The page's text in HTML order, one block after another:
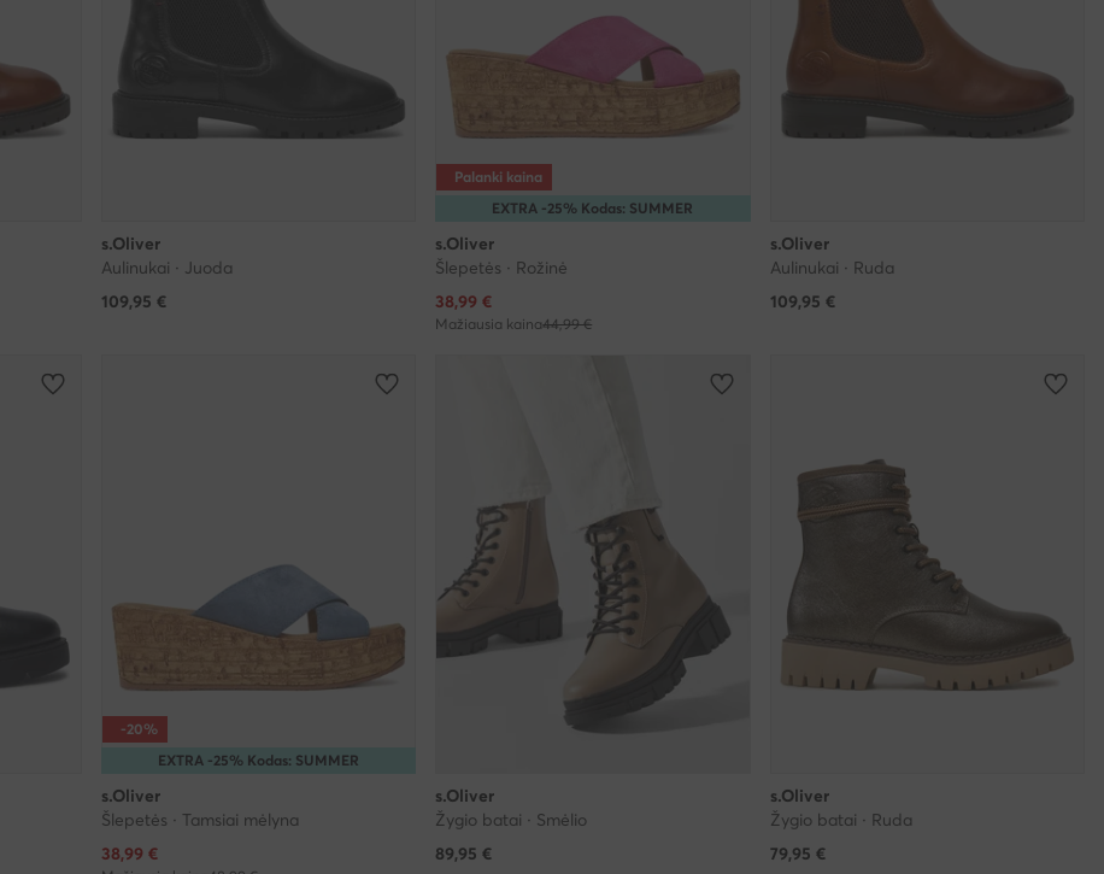
s.Oliver
Aulinukai · Juoda
109,95 €
EXTRA -25% Kodas: SUMMER
Palanki kaina
s.Oliver
Šlepetės · Rožinė
Dabartinė kaina
38,99 €
Mažiausia kaina44,99 €
s.Oliver
Aulinukai · Ruda
109,95 €
EXTRA -25% Kodas: SUMMER
-20%
s.Oliver
Šlepetės · Tamsiai mėlyna
Dabartinė kaina
38,99 €
s.Oliver
Žygio batai · Smėlio
89,95 €
s.Oliver
Žygio batai · Ruda
79,95 €